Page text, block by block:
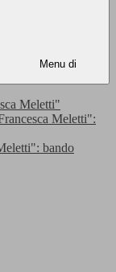
Menu di
Meletti"
Meletti":
bando